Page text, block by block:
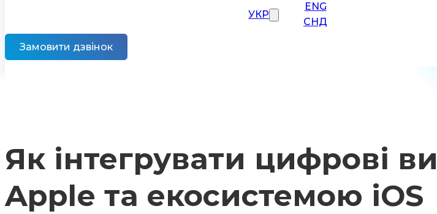
УКР
ENG
СНД
Замовити дзвінок
Як інтегрувати цифрові
Apple та екосистемою iOS